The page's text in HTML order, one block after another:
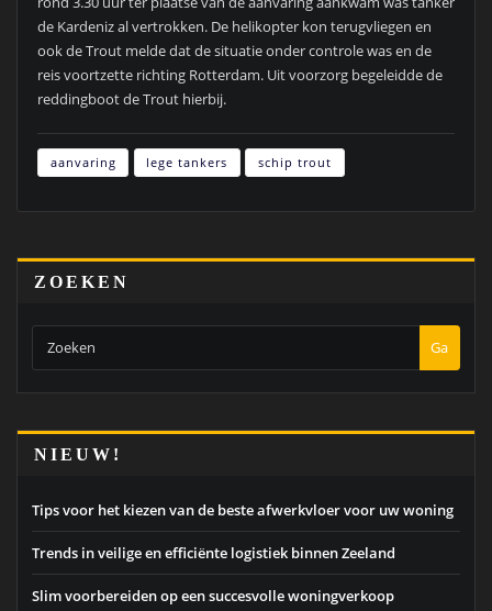
de Kardeniz al vertrokken. De helikopter kon terugvliegen en
ook de Trout melde dat de situatie onder controle was en de
reis voortzette richting Rotterdam. Uit voorzorg begeleidde de
reddingboot de Trout hierbij.
aanvaring lege tankers schip trout
ZOEKEN
Ga
NIEUW!
Tips voor het kiezen van de beste afwerkvloer voor uw woning
Trends in veilige en efficiënte logistiek binnen Zeeland
Slim voorbereiden op een succesvolle woningverkoop